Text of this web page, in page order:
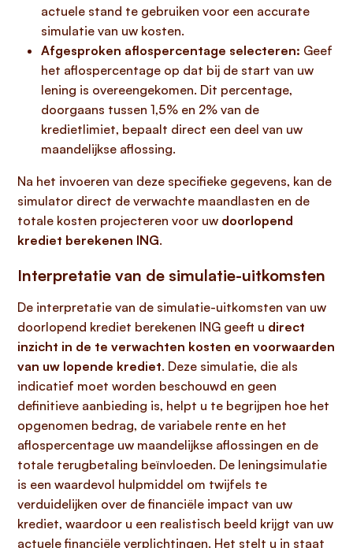
actuele stand te gebruiken voor een accurate
simulatie van uw kosten.
Afgesproken aflospercentage selecteren: Geef
het aflospercentage op dat bij de start van uw
lening is overeengekomen. Dit percentage,
doorgaans tussen 1,5% en 2% van de
kredietlimiet, bepaalt direct een deel van uw
maandelijkse aflossing.
Na het invoeren van deze specifieke gegevens, kan de
simulator direct de verwachte maandlasten en de
totale kosten projecteren voor uw doorlopend
krediet berekenen ING.
Interpretatie van de simulatie-uitkomsten
De interpretatie van de simulatie-uitkomsten van uw
doorlopend krediet berekenen ING geeft u direct
inzicht in de te verwachten kosten en voorwaarden
van uw lopende krediet. Deze simulatie, die als
indicatief moet worden beschouwd en geen
definitieve aanbieding is, helpt u te begrijpen hoe het
opgenomen bedrag, de variabele rente en het
aflospercentage uw maandelijkse aflossingen en de
totale terugbetaling beïnvloeden. De leningsimulatie
is een waardevol hulpmiddel om twijfels te
verduidelijken over de financiële impact van uw
krediet, waardoor u een realistisch beeld krijgt van uw
actuele financiële verplichtingen. Het stelt u in staat